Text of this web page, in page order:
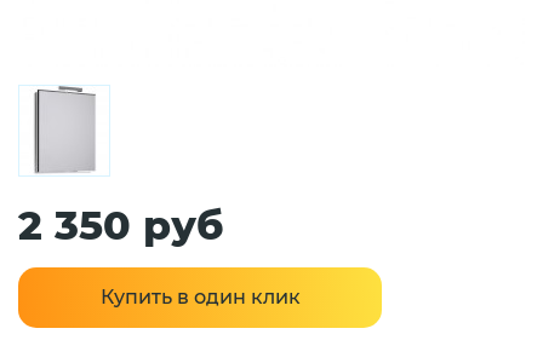
2 350 руб
Купить в один клик